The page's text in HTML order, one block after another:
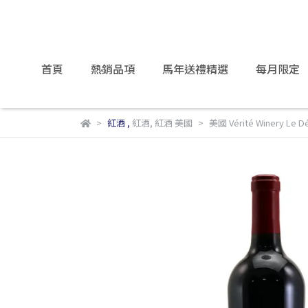
首頁 熱銷品項 馬年送禮精選 每月限定
紅酒, 紅酒, 紅酒 美國 美國 Vérité Winery Le